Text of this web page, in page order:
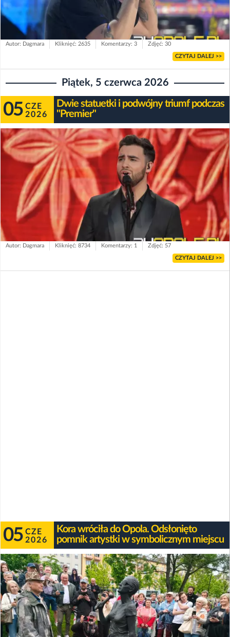
Autor: Dagmara Kliknięć: 2635 Komentarzy: 3 Zdjęć: 30
CZYTAJ DALEJ >>
Piątek, 5 czerwca 2026
05 CZE
2026
Dwie statuetki i podwójny triumf podczas
"Premier"
Autor: Dagmara Kliknięć: 8734 Komentarzy: 1 Zdjęć: 57
CZYTAJ DALEJ >>
05 CZE
2026
Kora wróciła do Opola. Odsłonięto
pomnik artystki w symbolicznym miejscu